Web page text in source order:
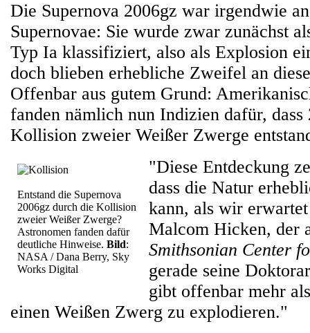
Die Supernova 2006gz war irgendwie
Supernovae: Sie wurde zwar zunächst
Typ Ia klassifiziert, also als Explosion
doch blieben erhebliche Zweifel an
Offenbar aus gutem Grund:
fanden nämlich nun Indizien dafür, dass
Kollision zweier Weißer Zwerge
Entstand die Supernova
2006gz durch die Kollision
zweier Weißer Zwerge?
Astronomen fanden dafür
deutliche Hinweise. Bild:
NASA / Dana Berry, Sky
Works Digital
"Diese Entdeckung
dass die Natur
kann, als wir
Malcom Hicken, der
Smithsonian Center
gerade seine
gibt offenbar mehr
einen Weißen Zwerg zu explodieren."